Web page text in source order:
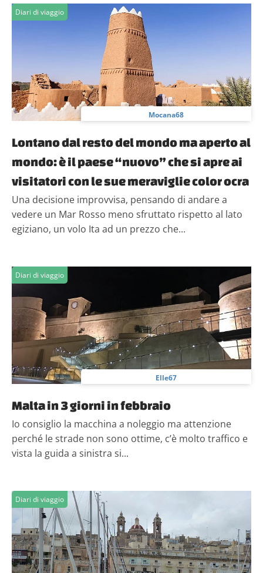
Diari di viaggio
Mocana68
Lontano dal resto del mondo ma aperto al
mondo: è il paese “nuovo” che si apre ai
visitatori con le sue meraviglie color ocra
Una decisione improvvisa, pensando di andare a
vedere un Mar Rosso meno sfruttato rispetto al lato
egiziano, un volo Ita ad un prezzo che...
Diari di viaggio
Elle67
Malta in 3 giorni in febbraio
Io consiglio la macchina a noleggio ma attenzione
perché le strade non sono ottime, c’è molto traffico e
vista la guida a sinistra si...
Diari di viaggio